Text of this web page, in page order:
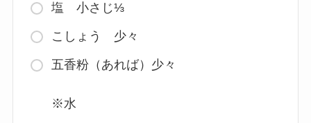
塩 小さじ⅓
こしょう 少々
五香粉（あれば）少々
※水